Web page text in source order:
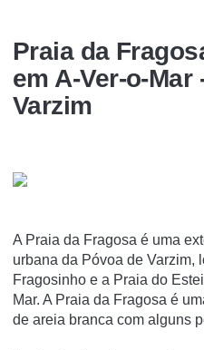
Praia da
em A-Ver-o-Mar
Varzim
A Praia da Fragosa é uma
urbana da Póvoa de Varzim,
Fragosinho e a Praia do
Mar. A Praia da Fragosa é
de areia branca com alguns